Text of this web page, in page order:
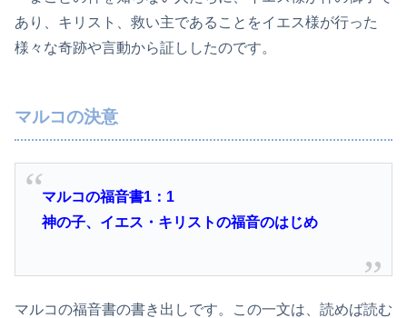
あり、キリスト、救い主であることをイエス様が行った
様々な奇跡や言動から証ししたのです。
マルコの決意
マルコの福音書1：1
神の子、イエス・キリストの福音のはじめ
マルコの福音書の書き出しです。この一文は、読めば読む